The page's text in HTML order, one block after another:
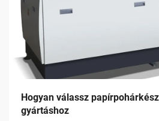
Hogyan válassz
gyártáshoz